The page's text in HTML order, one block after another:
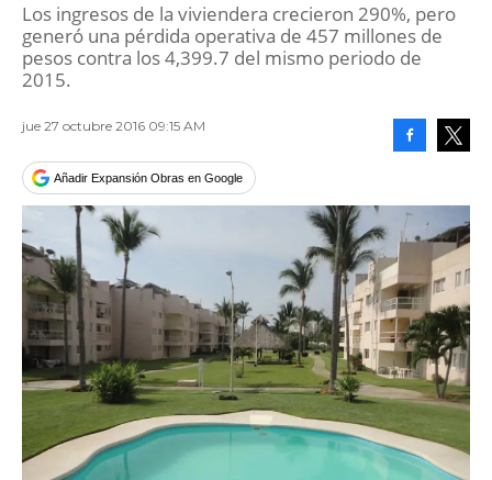
Los ingresos de la viviendera crecieron 290%, pero
generó una pérdida operativa de 457 millones de
pesos contra los 4,399.7 del mismo periodo de
2015.
jue 27 octubre 2016 09:15 AM
Añadir Expansión Obras en Google